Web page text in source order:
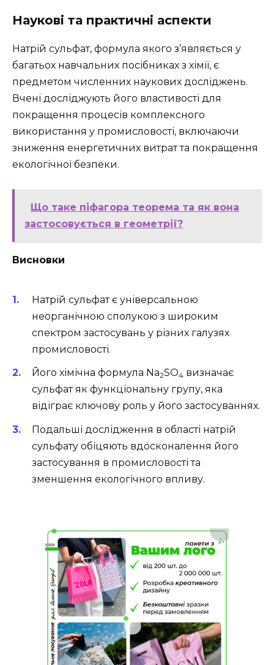
Наукові та практичні аспекти
Натрій сульфат, формула якого з’являється у
багатьох навчальних посібниках з хімії, є
предметом численних наукових досліджень.
Вчені досліджують його властивості для
покращення процесів комплексного
використання у промисловості, включаючи
зниження енергетичних витрат та покращення
екологічної безпеки.
Що таке піфагора теорема та як вона
застосовується в геометрії?
Висновки
Натрій сульфат є універсальною
неорганічною сполукою з широким
спектром застосувань у різних галузях
промисловості.
Його хімічна формула Na2SO4 визначає
сульфат як функціональну групу, яка
відіграє ключову роль у його застосуваннях.
Подальші дослідження в області натрій
сульфату обіцяють вдосконалення його
застосування в промисловості та
зменшення екологічного впливу.